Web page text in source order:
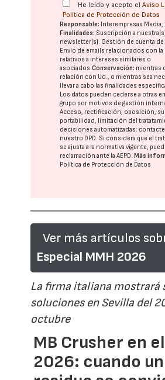
He leído y acepto elAviso
Política de Protección de Datos
Responsable: Interempresas Media,
Finalidades: Suscripción a nuestra(s)
newsletter(s). Gestión de cuenta de
Envío de emails relacionados con la
relativos a intereses similares o
asociados.Conservación: mientras
relación con Ud., o mientras sea
llevar a cabo las finalidades
Los datos pueden cederse a otras
grupo por motivos de gestión
Acceso, rectificación, oposición,
portabilidad, limitación del
decisiones automatizadas:
nuestro DPD. Si considera que el
se ajusta a la normativa vigente,
reclamación ante laAEPD. Más
Política de Protección de Datos
Ver más artículos
Especial MMH 2026
La firma italiana mostrará
soluciones en Sevilla del
octubre
MB Crusher en
2026: cuando un